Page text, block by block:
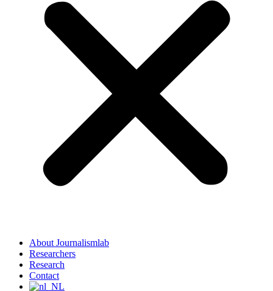
About Journalismlab
Researchers
Research
Contact